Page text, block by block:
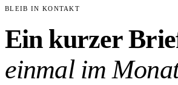
BLEIB IN KONTAKT
Ein kurzer
einmal im